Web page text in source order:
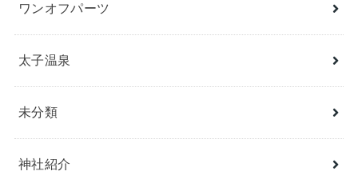
ワンオフパーツ
太子温泉
未分類
神社紹介